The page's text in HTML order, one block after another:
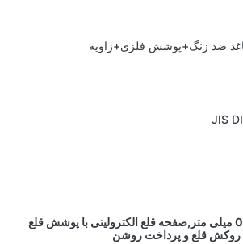
زنگ+پوشش فلزی+زاویه
با ضخامت 0.21 میلی متر,صفحه قلع الکترولیتی با پوشش قلع